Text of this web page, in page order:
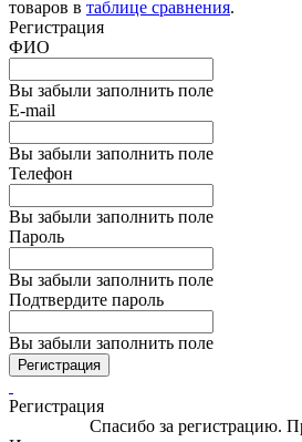
товаров в таблице сравнения.
Регистрация
ФИО
Вы забыли заполнить поле
E-mail
Вы забыли заполнить поле
Телефон
Вы забыли заполнить поле
Пароль
Вы забыли заполнить поле
Подтвердите пароль
Вы забыли заполнить поле
Регистрация
Регистрация
Спасибо за регистрацию.